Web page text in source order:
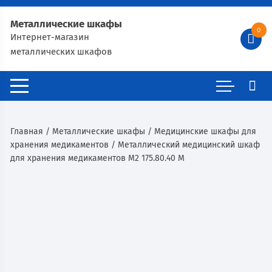
Металлические шкафы
Интернет-магазин
металлических шкафов
0
Главная / Металлические шкафы / Медицинские шкафы для
хранения медикаментов / Металлический медицинский шкаф
для хранения медикаментов М2 175.80.40 М